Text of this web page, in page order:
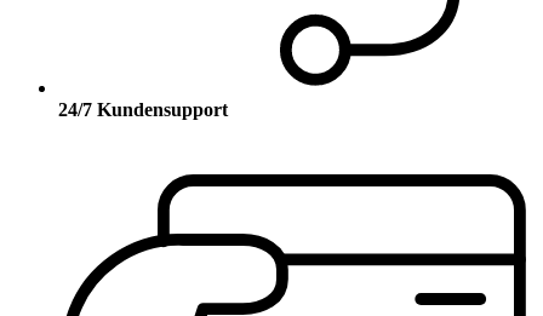
24/7 Kundensupport